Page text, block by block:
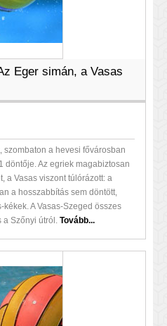
Eger simán, a Vasas
szombaton a hevesi fővárosban
döntője. Az egriek magabiztosan
a Vasas viszont túlórázott: a
a hosszabbítás sem döntött,
A Vasas-Szeged összes
Szőnyi útról. Tovább...